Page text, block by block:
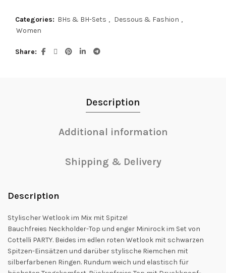
Categories: BHs & BH-Sets , Dessous & Fashion ,
Women
Share
Description
Additional information
Shipping & Delivery
Description
Stylischer Wetlook im Mix mit Spitze!
Bauchfreies Neckholder-Top und enger Minirock im Set von
Cottelli PARTY. Beides im edlen roten Wetlook mit schwarzen
Spitzen-Einsätzen und darüber stylische Riemchen mit
silberfarbenen Ringen. Rundum weich und elastisch für